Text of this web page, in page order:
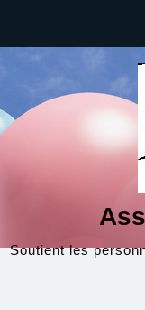
Soutient les